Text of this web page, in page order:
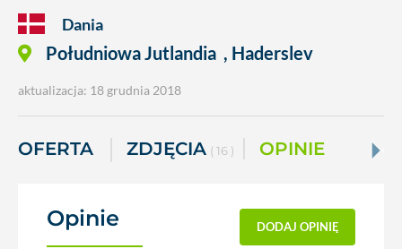
Dania
Południowa Jutlandia , Haderslev
aktualizacja: 18 grudnia 2018
OFERTA ZDJĘCIA ( 16 ) OPINIE
Opinie DODAJ OPINIĘ